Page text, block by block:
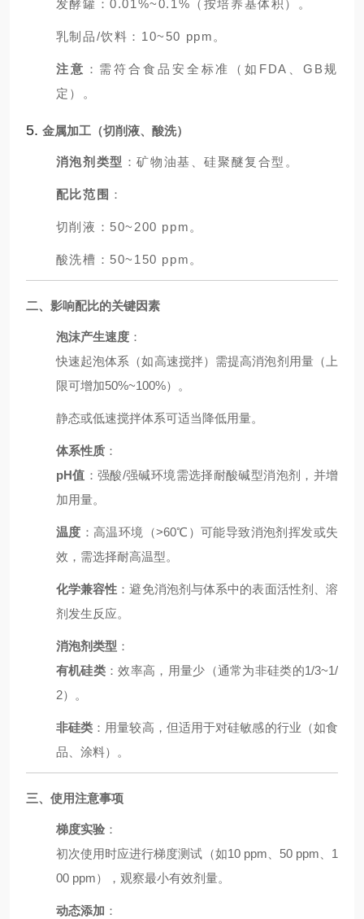
发酵罐：0.01%~0.1%（按培养基体积）。
乳制品/饮料：10~50 ppm。
注意 ：需符合食品安全标准（如FDA、GB规
定）。
5. 金属加工（切削液、酸洗）
消泡剂类型 ：矿物油基、硅聚醚复合型。
配比范围 ：
切削液：50~200 ppm。
酸洗槽：50~150 ppm。
二、影响配比的关键因素
泡沫产生速度：
快速起泡体系（如高速搅拌）需提高消泡剂用量（上
限可增加50%~100%）。
静态或低速搅拌体系可适当降低用量。
体系性质：
pH值 ：强酸/强碱环境需选择耐酸碱型消泡剂，并增
加用量。
温度 ：高温环境（>60℃）可能导致消泡剂挥发或失
效，需选择耐高温型。
化学兼容性 ：避免消泡剂与体系中的表面活性剂、溶
剂发生反应。
消泡剂类型 ：
有机硅类 ：效率高，用量少（通常为非硅类的1/3~1/
2）。
非硅类 ：用量较高，但适用于对硅敏感的行业（如食
品、涂料）。
三、使用注意事项
梯度实验：
初次使用时应进行梯度测试（如10 ppm、50 ppm、1
00 ppm），观察最小有效剂量。
动态添加 ：